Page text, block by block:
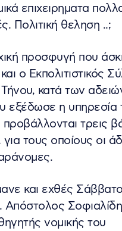
επιχειρηματα
Πολιτική θεληση ..;
προσφυγή που
ο Εκπολιτιστικός
κατά των
εξέδωσε η υπηρεσία
τρεις
για τους οποίους οι
και εχθές Σάββατο
Απόστολος
νομικής του